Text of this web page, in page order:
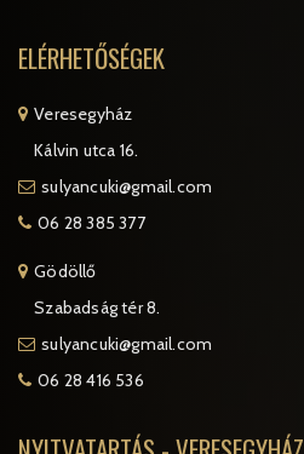
ELÉRHETŐSÉGEK
Veresegyház
Kálvin utca 16.
sulyancuki@gmail.com
06 28 385 377
Gödöllő
Szabadság tér 8.
sulyancuki@gmail.com
06 28 416 536